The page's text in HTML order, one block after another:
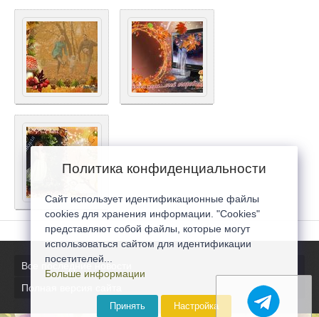
Все последние новости
Полная версия сайта
Политика конфиденциальности
Сайт использует идентификационные файлы
cookies для хранения информации. "Cookies"
представляют собой файлы, которые могут
использоваться сайтом для идентификации
посетителей...
Больше информации
Принять Настройка